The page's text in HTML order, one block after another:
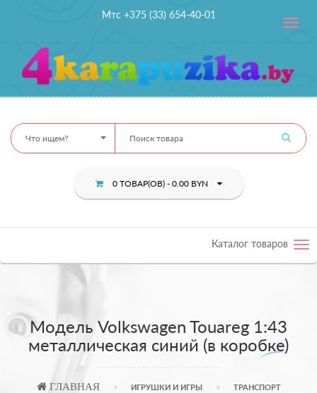
Мтс +375 (33) 654-40-01
Toggle
Что ищем?
0 ТОВАР(ОВ) - 0.00 BYN
Каталог товаров
Модель Volkswagen Touareg 1:43
металлическая синий (в коробке)
ГЛАВНАЯ ИГРУШКИ И ИГРЫ
ТРАНСПОРТ